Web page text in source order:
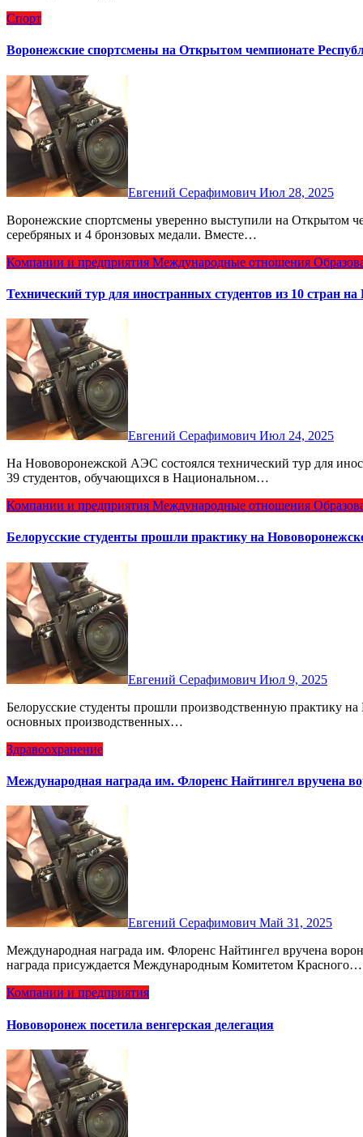
Спорт
Воронежские спортсмены на Открытом чемпионате
Евгений Серафимович Июл 28, 2025
Воронежские спортсмены уверенно выступили на Открытом чемпионате Республики Беларусь: 9 золотых, 11
серебряных и 4 бронзовых медали. Вместе…
Компании и предприятия Международные отношения
Технический тур для иностранных студентов из 10 стран
Евгений Серафимович Июл 24, 2025
На Нововоронежской АЭС состоялся технический тур для иностранных студентов. В мероприятии приняли участие
39 студентов, обучающихся в Национальном…
Компании и предприятия Международные отношения
Белорусские студенты прошли практику на
Евгений Серафимович Июл 9, 2025
Белорусские студенты прошли производственную практику на НВ АЭС. За две недели 8 студентов успели побывать в
основных производственных…
Здравоохранение
Международная награда им. Флоренс Найтингел вручена
Евгений Серафимович Май 31, 2025
Международная награда им. Флоренс Найтингел вручена воронежской медецинской сестре - Елене Брежневой. Эта
награда присуждается Международным Комитетом Красного…
Компании и предприятия
Нововоронеж посетила венгерская делегация